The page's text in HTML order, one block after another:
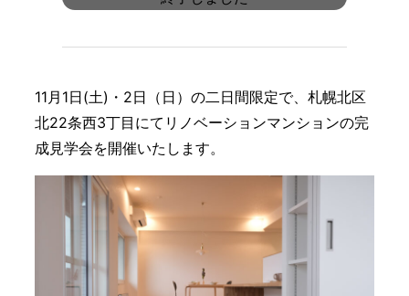
11月1日(土)・2日（日）の二日間限定で、札幌北区
北22条西3丁目にてリノベーションマンションの完
成見学会を開催いたします。